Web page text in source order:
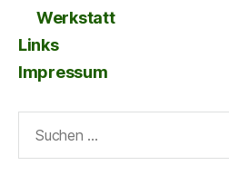
Werkstatt
Links
Impressum
nach: